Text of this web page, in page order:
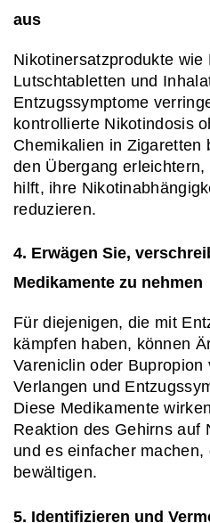
aus
Nikotinersatzprodukte wie
Lutschtabletten und
Entzugssymptome
kontrollierte Nikotindosis
Chemikalien in Zigaretten
den Übergang
hilft, ihre
reduzieren.
4. Erwägen Sie,
Medikamente zu nehmen
Für diejenigen, die mit
kämpfen haben, können
Vareniclin oder Bupropion
Verlangen und
Diese Medikamente
Reaktion des Gehirns auf
und es einfacher machen,
bewältigen.
5. Identifizieren und